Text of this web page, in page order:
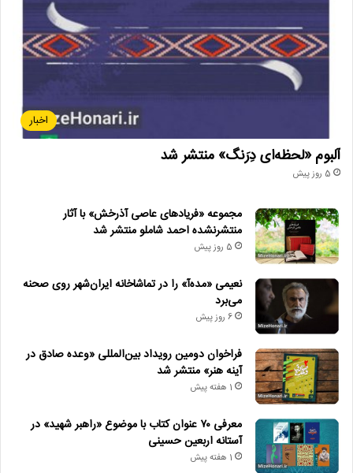
اخبار
آلبوم «لحظه‌ای دِرَنگ» منتشر شد
5 روز پیش
مجموعه «فریادهای عاصی آذرخش» با آثار
منتشرنشده احمد شاملو منتشر شد
5 روز پیش
نعیمی «مده‌آ» را در تماشاخانه ایران‌شهر روی صحنه
می‌برد
6 روز پیش
فراخوان دومین رویداد بین‌المللی «وعده صادق در
آینه هنر» منتشر شد
1 هفته پیش
معرفی ۷۰ عنوان کتاب با موضوع «راهبر شهید» در
آستانه اربعین حسینی
1 هفته پیش